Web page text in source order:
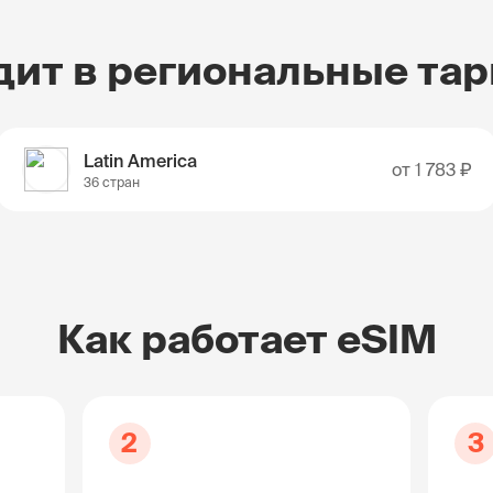
в региональные
Latin America
36 стран
от 1 783 ₽
Как работает eSIM
2 3